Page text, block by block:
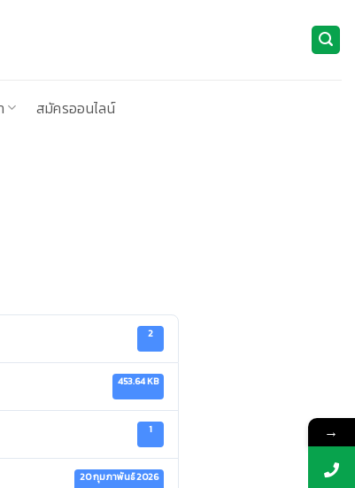
สมัครออนไลน์
2
453.64 KB
1
20 กุมภาพันธ์ 2026
→